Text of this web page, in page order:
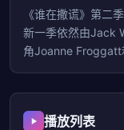
《谁在撒谎》第二
新一季依然由Jack
角Joanne
播放列表